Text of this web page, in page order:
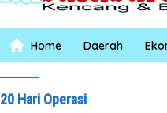
Home Daerah
20 Hari Operasi